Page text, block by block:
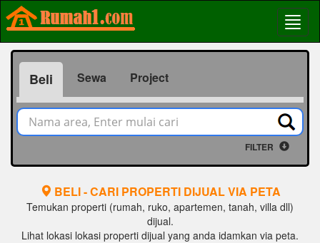
Beli Sewa Project
FILTER
BELI - CARI PROPERTI DIJUAL VIA PETA
Temukan properti (rumah, ruko, apartemen, tanah, villa dll)
dijual.
Lihat lokasi lokasi properti dijual yang anda idamkan via peta.